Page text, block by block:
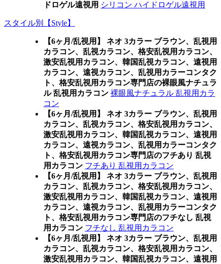
ドロゲル遠視用 シリコン ハイドロゲル遠視用
スタイル別【Style】
【6ヶ月/乱視用】 ネオ 3カラー ブラウン、乱視用
カラコン、乱視カラコン、格安乱視用カラコン、
激安乱視用カラコン、韓国乱視カラコン、遠視用
カラコン、遠視カラコン、乱視用カラーコンタク
ト、格安乱視用カラコン専門店の裸眼風ナチュラ
ル 乱視用カラコン 裸眼風ナチュラル 乱視用カラ
コン
【6ヶ月/乱視用】 ネオ 3カラー ブラウン、乱視用
カラコン、乱視カラコン、格安乱視用カラコン、
激安乱視用カラコン、韓国乱視カラコン、遠視用
カラコン、遠視カラコン、乱視用カラーコンタク
ト、格安乱視用カラコン専門店のフチあり 乱視
用カラコン フチあり 乱視用カラコン
【6ヶ月/乱視用】 ネオ 3カラー ブラウン、乱視用
カラコン、乱視カラコン、格安乱視用カラコン、
激安乱視用カラコン、韓国乱視カラコン、遠視用
カラコン、遠視カラコン、乱視用カラーコンタク
ト、格安乱視用カラコン専門店のフチなし 乱視
用カラコン フチなし 乱視用カラコン
【6ヶ月/乱視用】 ネオ 3カラー ブラウン、乱視用
カラコン、乱視カラコン、格安乱視用カラコン、
激安乱視用カラコン、韓国乱視カラコン、遠視用